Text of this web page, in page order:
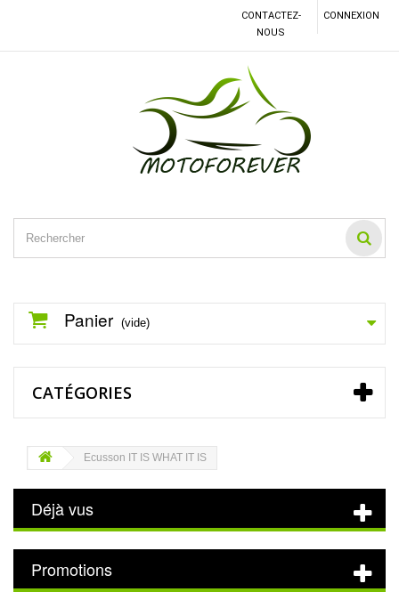
CONNEXION
CONTACTEZ-
NOUS
Panier (vide)
CATÉGORIES
Ecusson IT IS WHAT IT IS
Déjà vus
Promotions